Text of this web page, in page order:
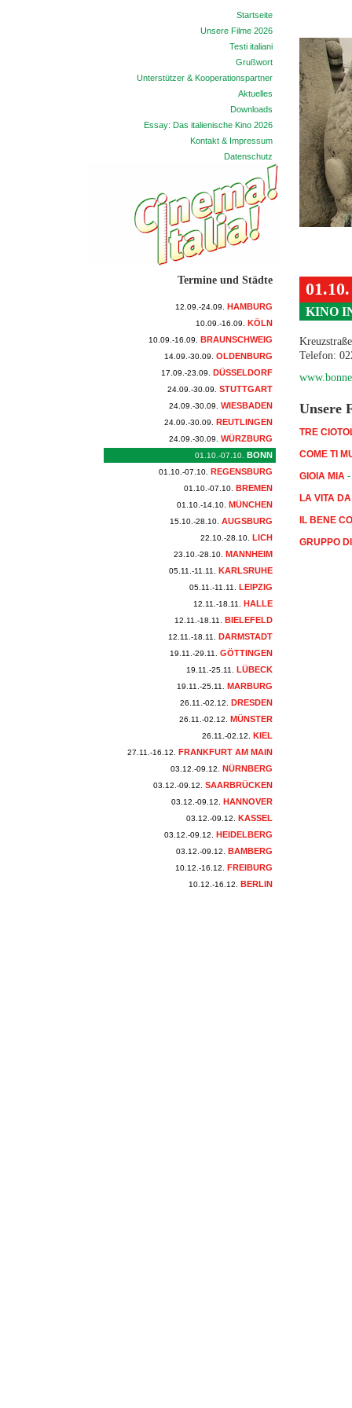
Startseite
Unsere Filme 2026
Testi italiani
Grußwort
Unterstützer & Kooperationspartner
Aktuelles
Downloads
Essay: Das italienische Kino 2026
Kontakt & Impressum
Datenschutz
Termine und Städte
12.09.-24.09. HAMBURG
10.09.-16.09. KÖLN
10.09.-16.09. BRAUNSCHWEIG
14.09.-30.09. OLDENBURG
17.09.-23.09. DÜSSELDORF
24.09.-30.09. STUTTGART
24.09.-30.09. WIESBADEN
24.09.-30.09. REUTLINGEN
24.09.-30.09. WÜRZBURG
01.10.-07.10. BONN
01.10.-07.10. REGENSBURG
01.10.-07.10. BREMEN
01.10.-14.10. MÜNCHEN
15.10.-28.10. AUGSBURG
22.10.-28.10. LICH
23.10.-28.10. MANNHEIM
05.11.-11.11. KARLSRUHE
05.11.-11.11. LEIPZIG
12.11.-18.11. HALLE
12.11.-18.11. BIELEFELD
12.11.-18.11. DARMSTADT
19.11.-29.11. GÖTTINGEN
19.11.-25.11. LÜBECK
19.11.-25.11. MARBURG
26.11.-02.12. DRESDEN
26.11.-02.12. MÜNSTER
26.11.-02.12. KIEL
27.11.-16.12. FRANKFURT AM MAIN
03.12.-09.12. NÜRNBERG
03.12.-09.12. SAARBRÜCKEN
03.12.-09.12. HANNOVER
03.12.-09.12. KASSEL
03.12.-09.12. HEIDELBERG
03.12.-09.12. BAMBERG
10.12.-16.12. FREIBURG
10.12.-16.12. BERLIN
KINO
Telefon:
Unsere
TRE
COME TI
GIOIA MIA -
LA VITA
IL BENE
GRUPPO